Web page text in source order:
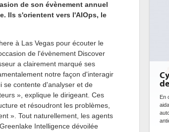
de son évènement annuel
Ils s'orientent vers l'AIOps, le
à Las Vegas pour écouter le
de l'évènement Discover
a clairement marqué ses
notre façon d'interagir
se contente d'analyser et de
», explique le dirigeant. Ces
et résoudront les problèmes,
». Tout naturellement, les agents
Intelligence dévoilée
ce